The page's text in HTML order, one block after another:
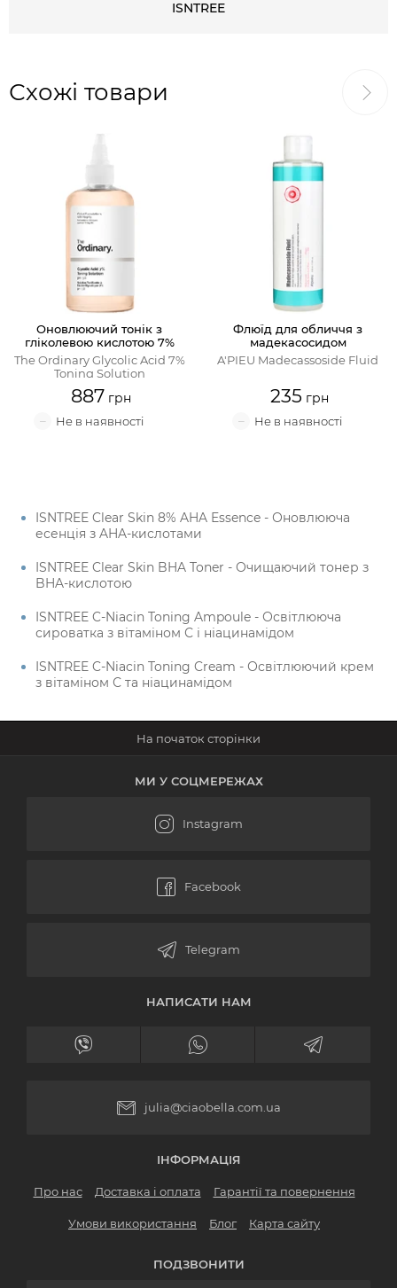
ISNTREE
Схожі товари
Оновлюючий тонік з
гліколевою кислотою 7%
The Ordinary Glycolic Acid 7%
Toning Solution
887
Флюїд для обличчя з
мадекасосидом
A'PIEU Madecassoside Fluid
235
ISNTREE Clear Skin 8% AHA Essence - Оновлююча
есенція з AHA-кислотами
ISNTREE Clear Skin BHA Toner - Очищаючий тонер з
BHA-кислотою
ISNTREE C-Niacin Toning Ampoule - Освітлююча
сироватка з вітаміном С і ніацинамідом
ISNTREE C-Niacin Toning Cream - Освітлюючий крем
з вітаміном С та ніацинамідом
МИ У СОЦМЕРЕЖАХ
НАПИСАТИ НАМ
julia@ciaobella.com.ua
ІНФОРМАЦІЯ
Про нас Доставка і оплата Гарантії та повернення
Умови використання Блог Карта сайту
ПОДЗВОНИТИ